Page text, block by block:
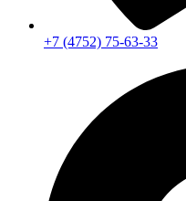
+7 (4752) 75-63-33